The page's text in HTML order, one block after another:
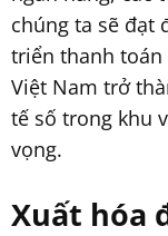
chúng ta sẽ đạt
triển thanh toán
Việt Nam trở
tế số trong khu
vọng.
Xuất hóa